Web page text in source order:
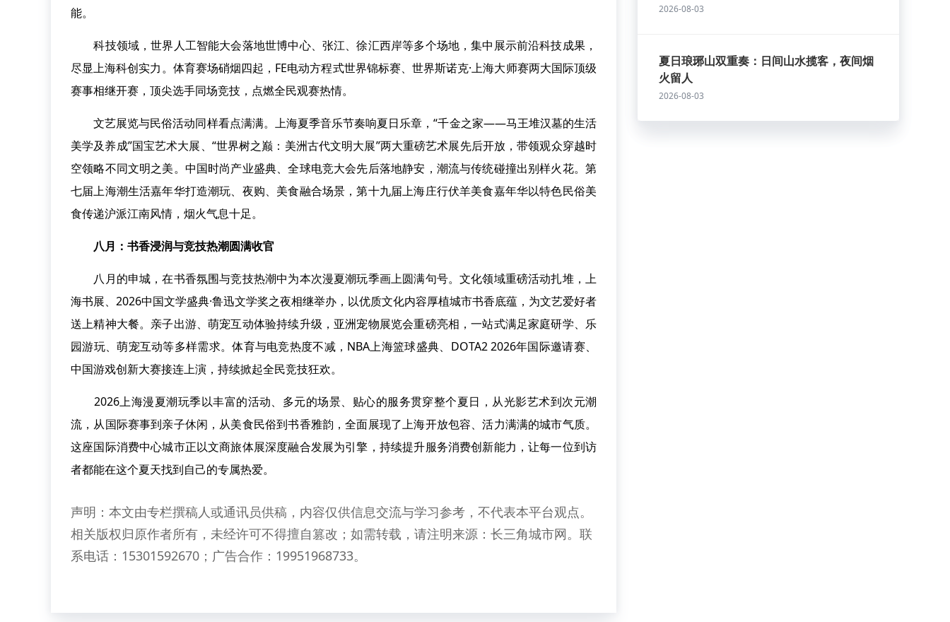
能。
科技领域，世界人工智能大会落地世博中心、张江、徐汇西岸等多个场地，集中展示前沿科技成果，
尽显上海科创实力。体育赛场硝烟四起，FE电动方程式世界锦标赛、世界斯诺克·上海大师赛两大国际顶级
赛事相继开赛，顶尖选手同场竞技，点燃全民观赛热情。
文艺展览与民俗活动同样看点满满。上海夏季音乐节奏响夏日乐章，“千金之家——马王堆汉墓的生活
美学及养成”国宝艺术大展、“世界树之巅：美洲古代文明大展”两大重磅艺术展先后开放，带领观众穿越时
空领略不同文明之美。中国时尚产业盛典、全球电竞大会先后落地静安，潮流与传统碰撞出别样火花。第
七届上海潮生活嘉年华打造潮玩、夜购、美食融合场景，第十九届上海庄行伏羊美食嘉年华以特色民俗美
食传递沪派江南风情，烟火气息十足。
八月：书香浸润与竞技热潮圆满收官
八月的申城，在书香氛围与竞技热潮中为本次漫夏潮玩季画上圆满句号。文化领域重磅活动扎堆，上
海书展、2026中国文学盛典·鲁迅文学奖之夜相继举办，以优质文化内容厚植城市书香底蕴，为文艺爱好者
送上精神大餐。亲子出游、萌宠互动体验持续升级，亚洲宠物展览会重磅亮相，一站式满足家庭研学、乐
园游玩、萌宠互动等多样需求。体育与电竞热度不减，NBA上海篮球盛典、DOTA2 2026年国际邀请赛、
中国游戏创新大赛接连上演，持续掀起全民竞技狂欢。
2026上海漫夏潮玩季以丰富的活动、多元的场景、贴心的服务贯穿整个夏日，从光影艺术到次元潮
流，从国际赛事到亲子休闲，从美食民俗到书香雅韵，全面展现了上海开放包容、活力满满的城市气质。
这座国际消费中心城市正以文商旅体展深度融合发展为引擎，持续提升服务消费创新能力，让每一位到访
者都能在这个夏天找到自己的专属热爱。
声明：本文由专栏撰稿人或通讯员供稿，内容仅供信息交流与学习参考，不代表本平台观点。
相关版权归原作者所有，未经许可不得擅自篡改；如需转载，请注明来源：长三角城市网。联
系电话：15301592670；广告合作：19951968733。
2026-08-03
夏日琅琊山双重奏：日间山水揽客，夜间烟
火留人
2026-08-03